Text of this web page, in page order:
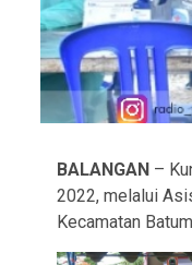
BALANGAN –
2022, melalui
Kecamatan